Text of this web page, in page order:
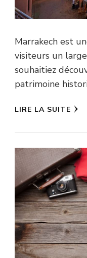
Marrakech est
visiteurs un
souhaitiez
patrimoine
LIRE LA SUITE